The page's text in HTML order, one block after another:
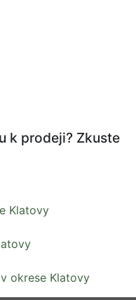
k prodeji? Zkuste
Klatovy
okrese Klatovy